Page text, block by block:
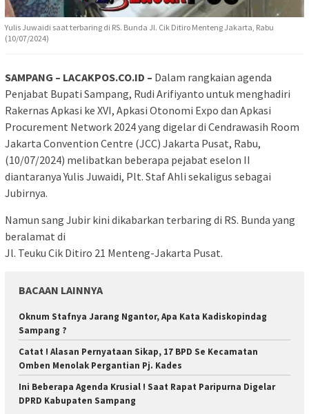
Yulis Juwaidi saat terbaring di RS. Bunda Jl. Cik Ditiro Menteng Jakarta, Rabu
(10/07/2024)
SAMPANG – LACAKPOS.CO.ID – Dalam rangkaian agenda
Penjabat Bupati Sampang, Rudi Arifiyanto untuk menghadiri
Rakernas Apkasi ke XVI, Apkasi Otonomi Expo dan Apkasi
Procurement Network 2024 yang digelar di Cendrawasih Room
Jakarta Convention Centre (JCC) Jakarta Pusat, Rabu,
(10/07/2024) melibatkan beberapa pejabat eselon II
diantaranya Yulis Juwaidi, Plt. Staf Ahli sekaligus sebagai
Jubirnya.
Namun sang Jubir kini dikabarkan terbaring di RS. Bunda yang
beralamat di
Jl. Teuku Cik Ditiro 21 Menteng-Jakarta Pusat.
BACAAN LAINNYA
Oknum Stafnya Jarang Ngantor, Apa Kata Kadiskopindag
Sampang ?
Catat ! Alasan Pernyataan Sikap, 17 BPD Se Kecamatan
Omben Menolak Pergantian Pj. Kades
Ini Beberapa Agenda Krusial ! Saat Rapat Paripurna Digelar
DPRD Kabupaten Sampang